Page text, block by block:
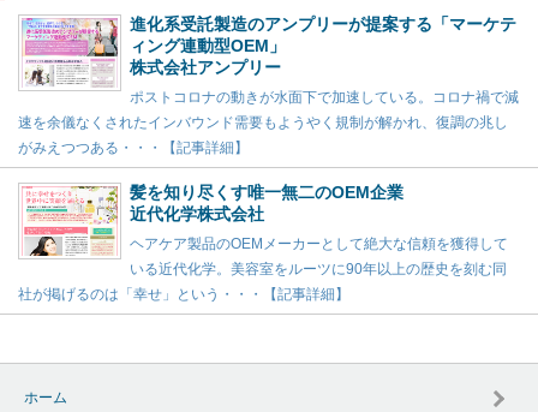
進化系受託製造のアンプリーが提案する「マーケテ
ィング連動型OEM」
株式会社アンプリー
ポストコロナの動きが水面下で加速している。コロナ禍で減
速を余儀なくされたインバウンド需要もようやく規制が解かれ、復調の兆し
がみえつつある・・・【記事詳細】
髪を知り尽くす唯一無二のOEM企業
近代化学株式会社
ヘアケア製品のOEMメーカーとして絶大な信頼を獲得して
いる近代化学。美容室をルーツに90年以上の歴史を刻む同
社が掲げるのは「幸せ」という・・・【記事詳細】
ホーム